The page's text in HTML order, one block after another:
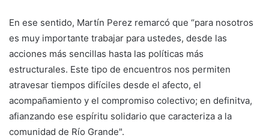
En ese sentido, Martín Perez remarcó que “para nosotros
es muy importante trabajar para ustedes, desde las
acciones más sencillas hasta las políticas más
estructurales. Este tipo de encuentros nos permiten
atravesar tiempos difíciles desde el afecto, el
acompañamiento y el compromiso colectivo; en definitva,
afianzando ese espíritu solidario que caracteriza a la
comunidad de Río Grande".